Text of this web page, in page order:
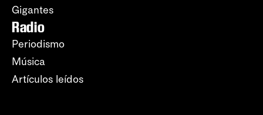
Gigantes
Radio
Periodismo
Música
Artículos leídos